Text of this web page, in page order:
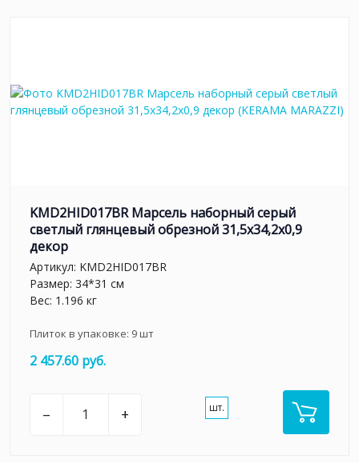
KMD2HID017BR Марсель наборный серый
светлый глянцевый обрезной 31,5x34,2x0,9
декор
Артикул: KMD2HID017BR
Размер: 34*31 см
Вес: 1.196 кг
Плиток в упаковке: 9шт
2 457.60 руб.
– + шт.